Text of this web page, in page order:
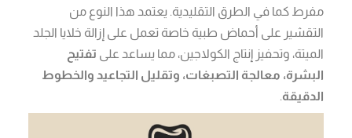
مفرط كما في الطرق التقليدية. يعتمد هذا النوع من
التقشير على أحماض طبية خاصة تعمل على إزالة خلايا الجلد
الميتة، وتحفيز إنتاج الكولاجين، مما يساعد على تفتيح
البشرة، معالجة التصبغات، وتقليل التجاعيد والخطوط
الدقيقة.